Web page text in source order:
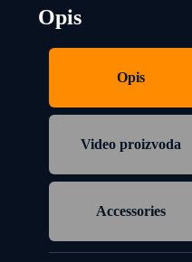
Opis
Opis
Video proizvoda
Accessories